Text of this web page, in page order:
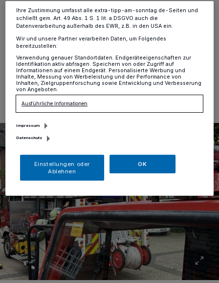
Moers·Am Dienstag (25.06.24) wurde die Feuerwehr
Moers gegen 6:35 Uhr über die automatische
Brandmeldeanlage zu einem Seniorenheim an der
Essenberger Straße alarmiert.
25.06.2024 , 09:03 Uhr Eine Minute Lesezeit
Ihre Zustimmung umfasst alle extra-tipp-am-sonntag.de-Seiten und
schließt gem. Art. 49 Abs. 1 S. 1 lit. a DSGVO auch die
Datenverarbeitung außerhalb des EWR, z.B. in den USA ein.
Wir und unsere Partner verarbeiten Daten, um Folgendes
bereitzustellen:
Verwendung genauer Standortdaten. Endgeräteeigenschaften zur
Identifikation aktiv abfragen. Speichern von oder Zugriff auf
Informationen auf einem Endgerät. Personalisierte Werbung und
Inhalte, Messung von Werbeleistung und der Performance von
Inhalten, Zielgruppenforschung sowie Entwicklung und Verbesserung
von Angeboten.
Ausführliche Informationen
Impressum
Datenschutz
Einstellungen oder
Ablehnen
OK